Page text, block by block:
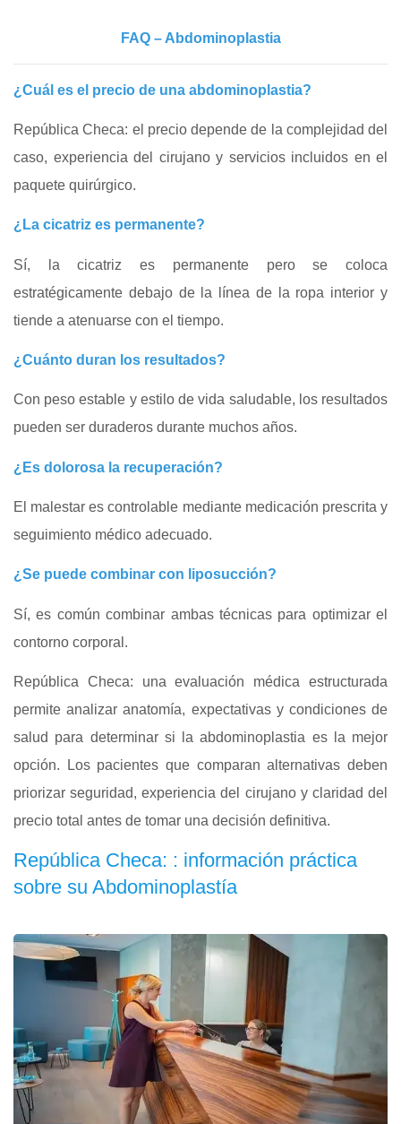
FAQ – Abdominoplastia
¿Cuál es el precio de una abdominoplastia?
República Checa: el precio depende de la complejidad del
caso, experiencia del cirujano y servicios incluidos en el
paquete quirúrgico.
¿La cicatriz es permanente?
Sí, la cicatriz es permanente pero se coloca
estratégicamente debajo de la línea de la ropa interior y
tiende a atenuarse con el tiempo.
¿Cuánto duran los resultados?
Con peso estable y estilo de vida saludable, los resultados
pueden ser duraderos durante muchos años.
¿Es dolorosa la recuperación?
El malestar es controlable mediante medicación prescrita y
seguimiento médico adecuado.
¿Se puede combinar con liposucción?
Sí, es común combinar ambas técnicas para optimizar el
contorno corporal.
República Checa: una evaluación médica estructurada
permite analizar anatomía, expectativas y condiciones de
salud para determinar si la abdominoplastia es la mejor
opción. Los pacientes que comparan alternativas deben
priorizar seguridad, experiencia del cirujano y claridad del
precio total antes de tomar una decisión definitiva.
República Checa: : información práctica
sobre su Abdominoplastía